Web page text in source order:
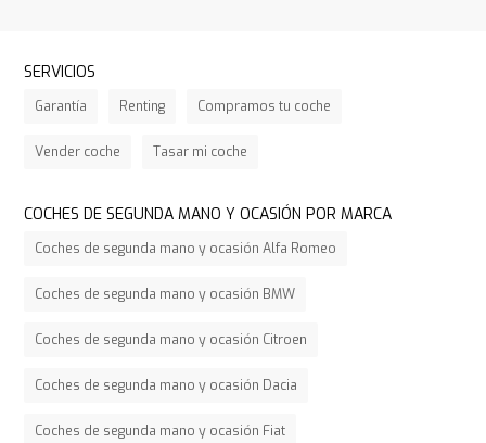
SERVICIOS
Garantía Renting Compramos tu coche
Vender coche Tasar mi coche
COCHES DE SEGUNDA MANO Y OCASIÓN POR MARCA
Coches de segunda mano y ocasión Alfa Romeo
Coches de segunda mano y ocasión BMW
Coches de segunda mano y ocasión Citroen
Coches de segunda mano y ocasión Dacia
Coches de segunda mano y ocasión Fiat